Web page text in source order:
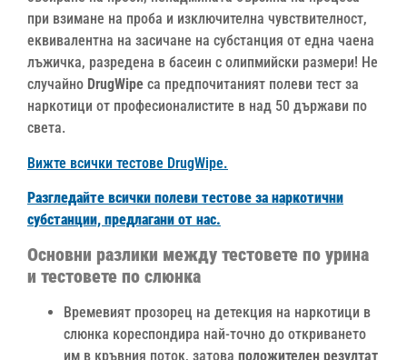
при взимане на проба и изключителна чувствителност,
еквивалентна на засичане на субстанция от една чаена
лъжичка, разредена в басеин с олипмийски размери! Не
случайно DrugWipe са предпочитаният полеви тест за
наркотици от професионалистите в над 50 държави по
света.
Вижте всички тестове DrugWipe.
Разгледайте всички полеви тестове за наркотични
субстанции, предлагани от нас.
Основни разлики между тестовете по урина
и тестовете по слюнка
Времевият прозорец на детекция на наркотици в
слюнка кореспондира най-точно до откриването
им в кръвния поток, затова положителен резултат